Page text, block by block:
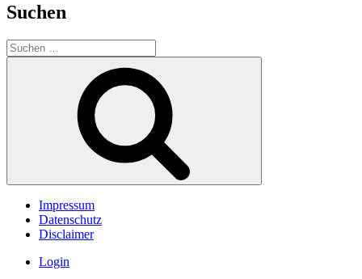
Suchen
Suchen
nach:
Impressum
Datenschutz
Disclaimer
Login